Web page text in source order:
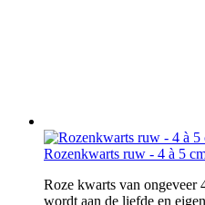
Rozenkwarts ruw - 4 à 5
Roze kwarts van ongeveer
wordt aan de liefde en